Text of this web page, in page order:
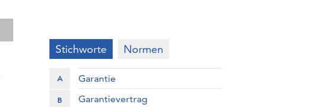
Stichworte Normen
A
B
Garantie
Garantievertrag